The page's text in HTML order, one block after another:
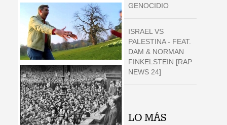
GENOCIDIO
ISRAEL VS
PALESTINA - FEAT.
DAM & NORMAN
FINKELSTEIN [RAP
NEWS 24]
LO MÁS